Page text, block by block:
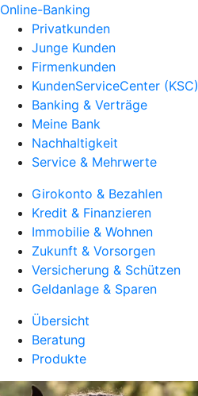
Online-Banking
Privatkunden
Junge Kunden
Firmenkunden
KundenServiceCenter (KSC)
Banking & Verträge
Meine Bank
Nachhaltigkeit
Service & Mehrwerte
Girokonto & Bezahlen
Kredit & Finanzieren
Immobilie & Wohnen
Zukunft & Vorsorgen
Versicherung & Schützen
Geldanlage & Sparen
Übersicht
Beratung
Produkte